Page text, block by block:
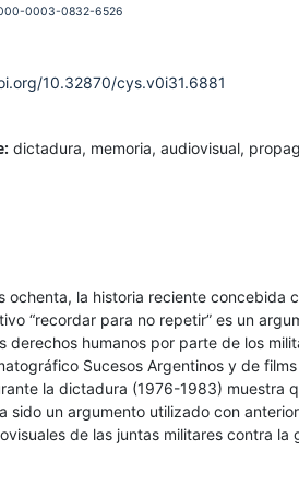
0003-0832-6526
10.32870/cys.v0i31.6881
dictadura, memoria, audiovisual,
ochenta, la historia reciente concebida
“recordar para no repetir” es un
derechos humanos por parte de los
Sucesos Argentinos y de
la dictadura (1976-1983) muestra
sido un argumento utilizado con
de las juntas militares contra la